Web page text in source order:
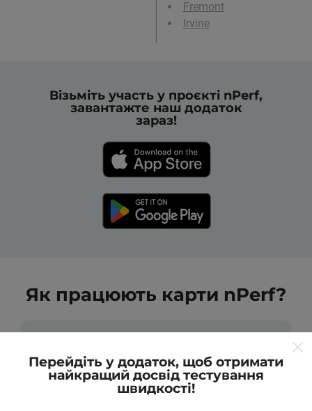
Fremont
Irvine
Візьміть участь у проєкті nPerf,
завантажте наш додаток
зараз!
Як працюють карти nPerf?
Звідки беруться дані?
Перейдіть у додаток, щоб отримати
найкращий досвід тестування
швидкості!